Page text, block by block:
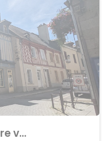
Achat Appartement centre ville